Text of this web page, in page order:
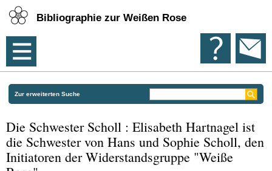
Bibliographie zur Weißen Rose
Zur erweiterten Suche
Die Schwester Scholl : Elisabeth Hartnagel ist
die Schwester von Hans und Sophie Scholl, den
Initiatoren der Widerstandsgruppe "Weiße